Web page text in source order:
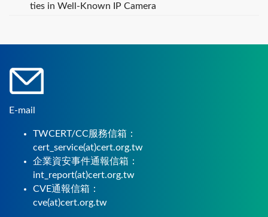
ties in Well-Known IP Camera
E-mail
TWCERT/CC服務信箱：
cert_service(at)cert.org.tw
企業資安事件通報信箱：
int_report(at)cert.org.tw
CVE通報信箱：
cve(at)cert.org.tw